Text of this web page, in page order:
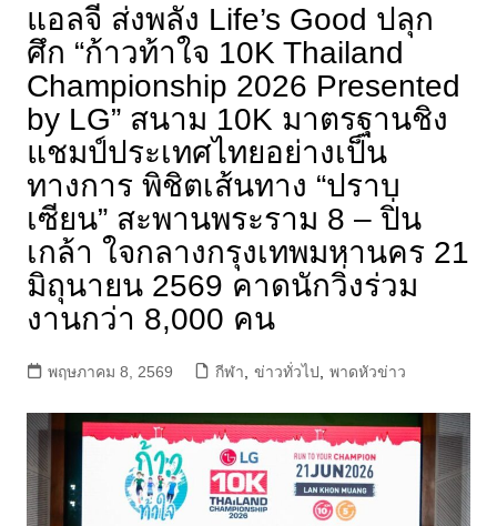
แอลจี ส่งพลัง Life’s Good ปลุก
ศึก “ก้าวท้าใจ 10K Thailand
Championship 2026 Presented
by LG” สนาม 10K มาตรฐานชิง
แชมป์ประเทศไทยอย่างเป็น
ทางการ พิชิตเส้นทาง “ปราบ
เซียน” สะพานพระราม 8 – ปิ่น
เกล้า ใจกลางกรุงเทพมหานคร 21
มิถุนายน 2569 คาดนักวิ่งร่วม
งานกว่า 8,000 คน
พฤษภาคม 8, 2569 กีฬา ข่าวทั่วไป พาดหัวข่าว